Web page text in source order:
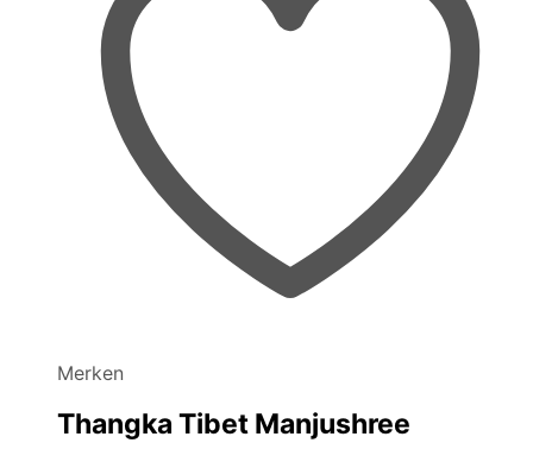
Merken
Thangka Tibet Manjushree